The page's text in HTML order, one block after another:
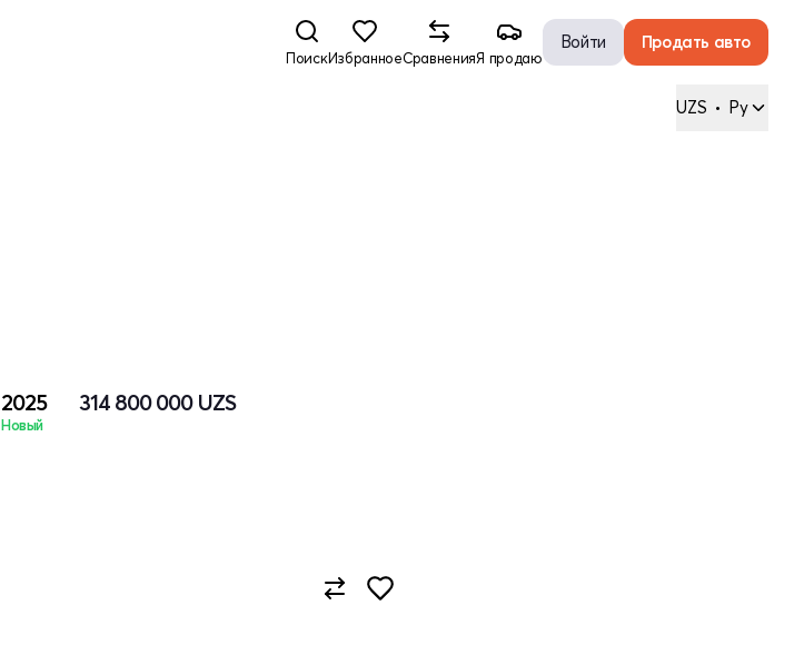
ПоискИзбранноеСравненияЯ продаю
Войти Продать авто
UZS • Ру
2025
Новый
314 800 000 UZS